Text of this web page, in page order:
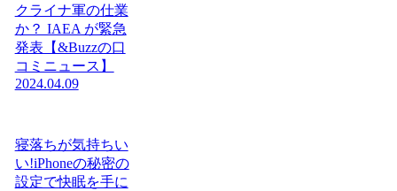
クライナ軍の仕業
か？ IAEA が緊急
発表【&Buzzの口
コミニュース】
2024.04.09
寝落ちが気持ちい
い!iPhoneの秘密の
設定で快眠を手に